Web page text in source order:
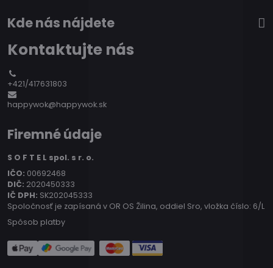
Kde nás nájdete
Kontaktujte nás
+421/417631803
happywok@happywok.sk
Firemné údaje
S O F T E L spol. s r. o.
IČO: 00692468
DIČ: 2020450333
IČ DPH: SK202045333
Spoločnosť je zapísaná v OR OS Žilina, oddiel Sro, vložka číslo: 6/L
Spôsob platby